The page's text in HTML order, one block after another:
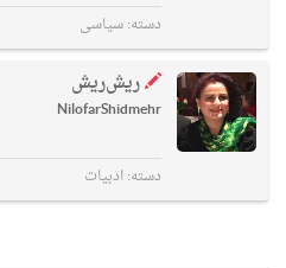
دسته:سیاسی
ریش‌ریش
NilofarShidmehr
دسته:ادبیات